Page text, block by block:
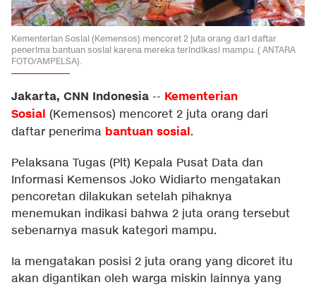
Kementerian Sosial (Kemensos) mencoret 2 juta orang dari daftar
penerima bantuan sosial karena mereka terindikasi mampu. ( ANTARA
FOTO/AMPELSA).
Jakarta, CNN Indonesia -- Kementerian
Sosial (Kemensos) mencoret 2 juta orang dari
daftar penerima bantuan sosial.
Pelaksana Tugas (Plt) Kepala Pusat Data dan
Informasi Kemensos Joko Widiarto mengatakan
pencoretan dilakukan setelah pihaknya
menemukan indikasi bahwa 2 juta orang tersebut
sebenarnya masuk kategori mampu.
Ia mengatakan posisi 2 juta orang yang dicoret itu
akan digantikan oleh warga miskin lainnya yang